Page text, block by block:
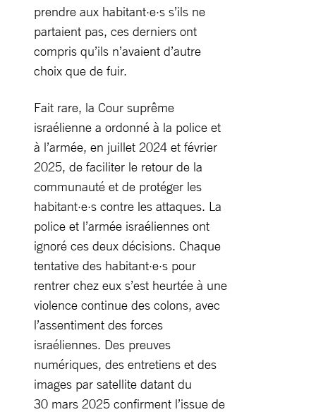
prendre aux habitant·e·s s’ils ne
partaient pas, ces derniers ont
compris qu’ils n’avaient d’autre
choix que de fuir.
Fait rare, la Cour suprême
israélienne a ordonné à la police et
à l’armée, en juillet 2024 et février
2025, de faciliter le retour de la
communauté et de protéger les
habitant·e·s contre les attaques. La
police et l’armée israéliennes ont
ignoré ces deux décisions. Chaque
tentative des habitant·e·s pour
rentrer chez eux s’est heurtée à une
violence continue des colons, avec
l’assentiment des forces
israéliennes. Des preuves
numériques, des entretiens et des
images par satellite datant du
30 mars 2025 confirment l’issue de